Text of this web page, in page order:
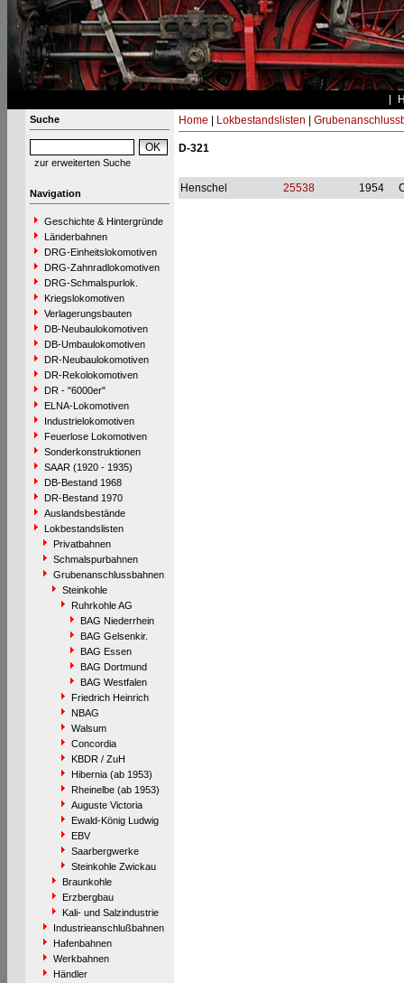
Suche
zur erweiterten Suche
Navigation
Geschichte & Hintergründe
Länderbahnen
DRG-Einheitslokomotiven
DRG-Zahnradlokomotiven
DRG-Schmalspurlok.
Kriegslokomotiven
Verlagerungsbauten
DB-Neubaulokomotiven
DB-Umbaulokomotiven
DR-Neubaulokomotiven
DR-Rekolokomotiven
DR - "6000er"
ELNA-Lokomotiven
Industrielokomotiven
Feuerlose Lokomotiven
Sonderkonstruktionen
SAAR (1920 - 1935)
DB-Bestand 1968
DR-Bestand 1970
Auslandsbestände
Lokbestandslisten
Privatbahnen
Schmalspurbahnen
Grubenanschlussbahnen
Steinkohle
Ruhrkohle AG
BAG Niederrhein
BAG Gelsenkir.
BAG Essen
BAG Dortmund
BAG Westfalen
Friedrich Heinrich
NBAG
Walsum
Concordia
KBDR / ZuH
Hibernia (ab 1953)
Rheinelbe (ab 1953)
Auguste Victoria
Ewald-König Ludwig
EBV
Saarbergwerke
Steinkohle Zwickau
Braunkohle
Erzbergbau
Kali- und Salzindustrie
Industrieanschlußbahnen
Hafenbahnen
Werkbahnen
Händler
Home Lokbestandslisten
D-321
Henschel 25538 1954